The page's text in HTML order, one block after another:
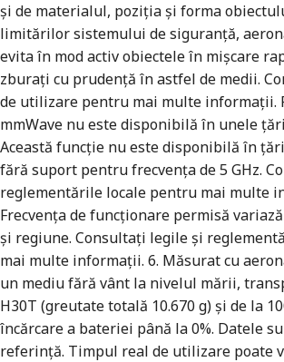
și de materialul, poziția și forma
limitărilor sistemului de siguranță,
evita în mod activ obiectele în mișcare
zburați cu prudență în astfel de medii.
de utilizare pentru mai multe informații.
mmWave nu este disponibilă în unele
Această funcție nu este disponibilă în
fără suport pentru frecvența de 5 GHz.
reglementările locale pentru mai multe
Frecvența de funcționare permisă
și regiune. Consultați legile și
mai multe informații. 6. Măsurat cu
un mediu fără vânt la nivelul mării,
H30T (greutate totală 10.670 g) și de la
încărcare a bateriei până la 0%. Datele
referință. Timpul real de utilizare poate